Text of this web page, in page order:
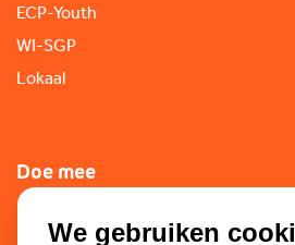
ECP-Youth
WI-SGP
Lokaal
Doe mee
Lid worden
We gebruiken